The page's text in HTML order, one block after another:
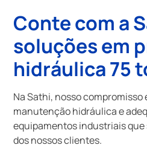
Conte com a
soluções em
hidráulica 75
Na Sathi, nosso
manutenção hidráulica e
equipamentos industriais
dos nossos clientes.